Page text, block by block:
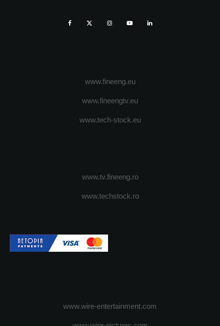
www.fineeng.eu
www.fineengtv.eu
www.tech-stock.eu
www.tv.fineeng.ro
www.techstock.ro
www.wire-entertainment.com